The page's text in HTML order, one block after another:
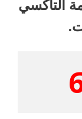
التاكسي